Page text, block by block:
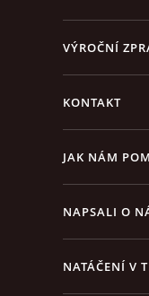
VÝROČNÍ
KONTAKT
JAK NÁM
NAPSALI O
NATÁČENÍ V